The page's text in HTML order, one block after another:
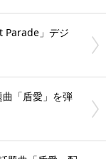
Parade」デジ
「盾愛」を弾